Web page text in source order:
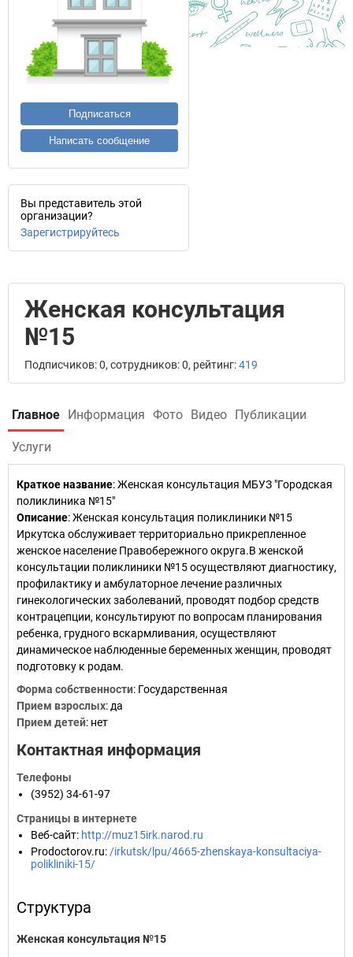
Подписаться
Написать сообщение
Вы представитель этой
организации?
Зарегистрируйтесь
Женская консультация
№15
Подписчиков: 0, сотрудников: 0, рейтинг:419
Главное Информация Фото Видео Публикации
Услуги
Краткое название:Женская консультация МБУЗ "Городская
поликлиника №15"
Описание: Женская консультация поликлиники №15
Иркутска обслуживает территориально прикрепленное
женское население Правобережного округа.В женской
консультации поликлиники №15 осуществляют диагностику,
профилактику и амбулаторное лечение различных
гинекологических заболеваний, проводят подбор средств
контрацепции, консультируют по вопросам планирования
ребенка, грудного вскармливания, осуществляют
динамическое наблюденные беременных женщин, проводят
подготовку к родам.
Форма собственности: Государственная
Прием взрослых: да
Прием детей: нет
Контактная информация
Телефоны
(3952) 34-61-97
Страницы в интернете
Веб-сайт: http://muz15irk.narod.ru
Prodoctorov.ru: /irkutsk/lpu/4665-zhenskaya-konsultaciya-
polikliniki-15/
Структура
Женская консультация №15